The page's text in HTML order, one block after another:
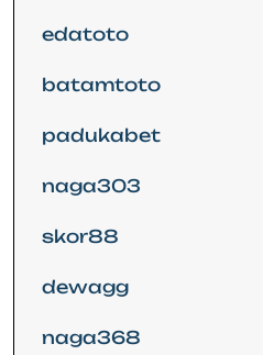
edatoto
batamtoto
padukabet
naga303
skor88
dewagg
naga368